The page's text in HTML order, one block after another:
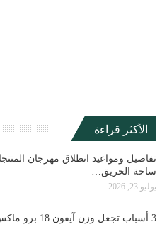
الأكثر قراءة
تفاصيل ومواعيد انطلاق مهرجان
ساحة الحريق…
يوليو 23, 2026
3 أسباب تجعل وزن آيفون 18 برو ماكس ميزة لا عيبًا